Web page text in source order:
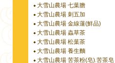
大雪山農場 七葉膽
大雪山農場 刺五加
大雪山農場 金線蓮(鮮品)
大雪山農場 蟲草茶
大雪山農場 松葉茶
大雪山農場 養生麵
大雪山農場 苦茶粉(皂).苦茶皂